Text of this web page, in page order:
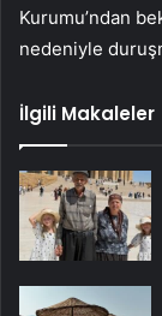
Kurumu’ndan
nedeniyle
İlgili Makaleler